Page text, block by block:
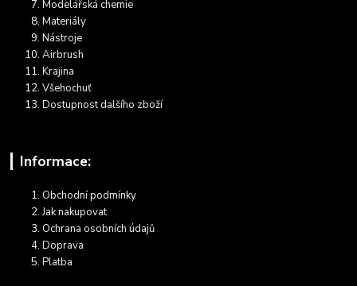
Modelářská chemie
Materiály
Nástroje
Airbrush
Krajina
Všehochuť
Dostupnost dalšího zboží
Informace:
Obchodní podmínky
Jak nakupovat
Ochrana osobních údajů
Doprava
Platba